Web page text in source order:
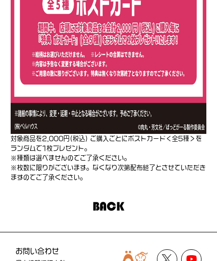
対象商品を2,000円(税込) ご購入ごとにポストカード＜全5種＞を
ランダムで1枚プレゼント。
※種類は選べませんのでご了承ください。
※枚数に限りがございます。なくなり次第配布終了とさせていただき
ますのでご了承ください。
BACK
お問い合わせ